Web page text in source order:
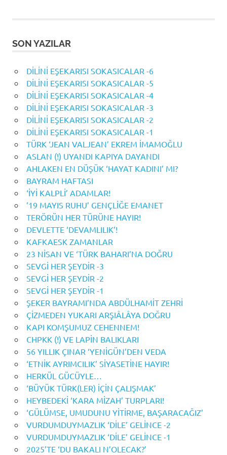
SON YAZILAR
DİLİNİ EŞEKARISI SOKASICALAR -6
DİLİNİ EŞEKARISI SOKASICALAR -5
DİLİNİ EŞEKARISI SOKASICALAR -4
DİLİNİ EŞEKARISI SOKASICALAR -3
DİLİNİ EŞEKARISI SOKASICALAR -2
DİLİNİ EŞEKARISI SOKASICALAR -1
TÜRK ‘JEAN VALJEAN’ EKREM İMAMOĞLU
ASLAN (!) UYANDI KAPIYA DAYANDI
AHLAKEN EN DÜŞÜK ‘HAYAT KADINI’ MI?
BAYRAM HAFTASI
‘İYİ KALPLİ’ ADAMLAR!
’19 MAYIS RUHU’ GENÇLİĞE EMANET
TERÖRÜN HER TÜRÜNE HAYIR!
DEVLETTE ‘DEVAMLILIK’!
KAFKAESK ZAMANLAR
23 NİSAN VE ‘TÜRK BAHARI’NA DOĞRU
SEVGİ HER ŞEYDİR -3
SEVGİ HER ŞEYDİR -2
SEVGİ HER ŞEYDİR -1
ŞEKER BAYRAMI’NDA ABDÜLHAMİT ZEHRİ
ÇİZMEDEN YUKARI ARŞIÂLÂYA DOĞRU
KAPI KOMŞUMUZ CEHENNEM!
CHPKK (!) VE LAPİN BALIKLARI
56 YILLIK ÇINAR ‘YENİGÜN’DEN VEDA
‘ETNİK AYRIMCILIK’ SİYASETİNE HAYIR!
HERKÜL GÜCÜYLE…
‘BÜYÜK TÜRK(LER) İÇİN ÇALIŞMAK’
HEYBEDEKİ ‘KARA MİZAH’ TURPLARI!
‘GÜLÜMSE, UMUDUNU YİTİRME, BAŞARACAĞIZ’
VURDUMDUYMAZLIK ‘DİLE’ GELİNCE -2
VURDUMDUYMAZLIK ‘DİLE’ GELİNCE -1
2025’TE ‘DU BAKALI N’OLECAK?’